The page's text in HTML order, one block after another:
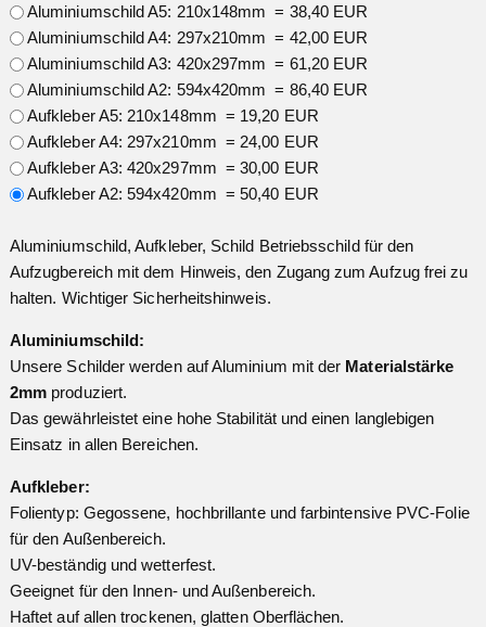
Aluminiumschild A5: 210x148mm = 38,40 EUR
Aluminiumschild A4: 297x210mm = 42,00 EUR
Aluminiumschild A3: 420x297mm = 61,20 EUR
Aluminiumschild A2: 594x420mm = 86,40 EUR
Aufkleber A5: 210x148mm = 19,20 EUR
Aufkleber A4: 297x210mm = 24,00 EUR
Aufkleber A3: 420x297mm = 30,00 EUR
Aufkleber A2: 594x420mm = 50,40 EUR
Aluminiumschild, Aufkleber, Schild Betriebsschild für den
Aufzugbereich mit dem Hinweis, den Zugang zum Aufzug frei zu
halten. Wichtiger Sicherheitshinweis.
Aluminiumschild:
Unsere Schilder werden auf Aluminium mit der Materialstärke
2mm produziert.
Das gewährleistet eine hohe Stabilität und einen langlebigen
Einsatz in allen Bereichen.
Aufkleber:
Folientyp: Gegossene, hochbrillante und farbintensive PVC-Folie
für den Außenbereich.
UV-beständig und wetterfest.
Geeignet für den Innen- und Außenbereich.
Haftet auf allen trockenen, glatten Oberflächen.